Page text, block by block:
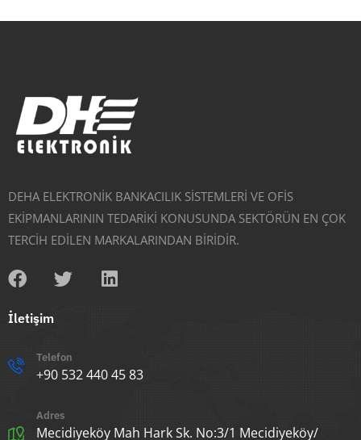
DEHA ELEKTRONİK BANKACILIK SİSTEMLERİ VE OFİS
EKİPMANLARININ TEDARİKİ KONUSUNDA SEKTÖRÜN EN ÇOK
TERCİH EDİLEN MARKALARINDAN BİRİDİR.
İletişim
Telefon
+90 532 440 45 83
Adres
Mecidiyeköy Mah Hark Sk. No:3/1 Mecidiyeköy/